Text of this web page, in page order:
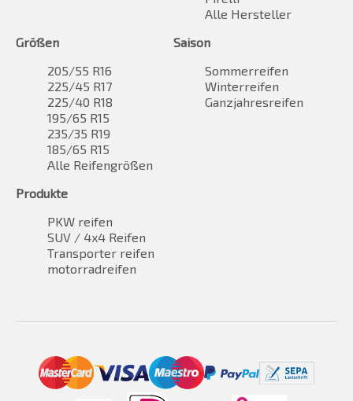
Alle Hersteller
Größen
205/55 R16
225/45 R17
225/40 R18
195/65 R15
235/35 R19
185/65 R15
Alle Reifengrößen
Saison
Sommerreifen
Winterreifen
Ganzjahresreifen
Produkte
PKW reifen
SUV / 4x4 Reifen
Transporter reifen
motorradreifen